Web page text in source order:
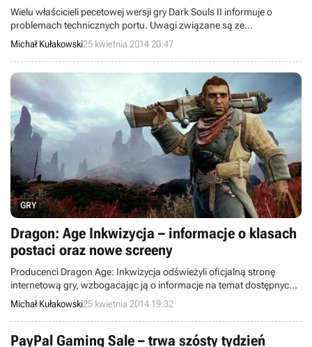
Wielu właścicieli pecetowej wersji gry Dark Souls II informuje o
problemach technicznych portu. Uwagi związane są ze
sterowaniem, a także błędami z kodem sieciowym, oprawą
graficzną oraz dźwiękiem. Twórcy obiecują wydanie poprawek,
które zniwelują bugi, równoczesne podając sposoby usunięcia
niektórych z nich.
Michał Kułakowski25 kwietnia 2014 20:47
GRY
Dragon: Age Inkwizycja – informacje o klasach
postaci oraz nowe screeny
Producenci Dragon Age: Inkwizycja odświeżyli oficjalną stronę
internetową gry, wzbogacając ją o informacje na temat dostępnych
dla graczy klas postaci. Przy okazji, opublikowano również nowe
screeny z produkcji.
Michał Kułakowski25 kwietnia 2014 19:32
PayPal Gaming Sale – trwa szósty tydzień